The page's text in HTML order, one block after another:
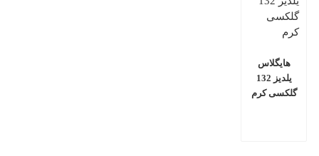
هایگلاس
یلدیز 132
گلکسی کرم